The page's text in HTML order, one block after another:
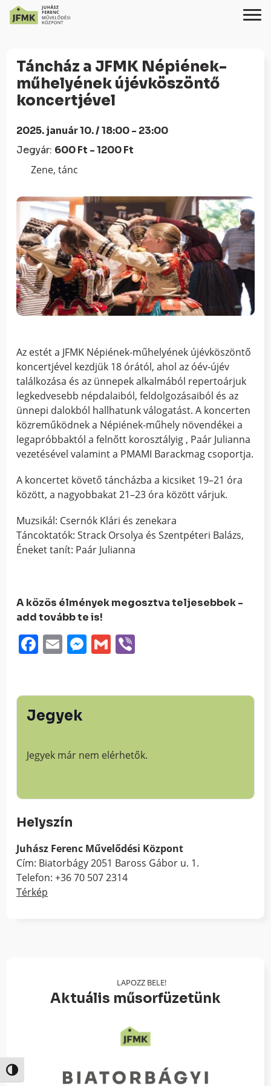
Content
navigációhoz
Nagy kontraszt váltása
Táncház a JFMK Népiének-
műhelyének újévköszöntő
koncertjével
2025. január 10. / 18:00 - 23:00
Jegyár: 600 Ft - 1200 Ft
Zene, tánc
Az estét a JFMK Népiének-műhelyének újévköszöntő
koncertjével kezdjük 18 órától, ahol az óév-újév
találkozása és az ünnepek alkalmából repertoárjuk
legkedvesebb népdalaiból, feldolgozásaiból és az
ünnepi dalokból hallhatunk válogatást. A koncerten
közreműködnek a Népiének-műhely növendékei a
legapróbbaktól a felnőtt korosztályig , Paár Julianna
vezetésével valamint a PMAMI Barackmag csoportja.
A koncertet követő táncházba a kicsiket 19–21 óra
között, a nagyobbakat 21–23 óra között várjuk.
Muzsikál: Csernók Klári és zenekara
Táncoktatók: Strack Orsolya és Szentpéteri Balázs,
Éneket tanít: Paár Julianna
A közös élmények megosztva teljesebbek -
add tovább te is!
Facebook
EmailMessenger
Gmail
Jegyek
Jegyek már nem elérhetők.
Helyszín
Juhász Ferenc Művelődési Központ
Cím: Biatorbágy 2051 Baross Gábor u. 1.
Telefon: +36 70 507 2314
Térkép
LAPOZZ BELE!
Aktuális műsorfüzetünk